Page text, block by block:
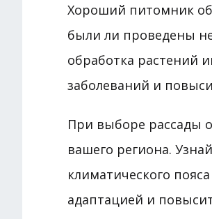
Хороший питомник
были ли проведены
обработка растений
заболеваний и
При выборе рассады
вашего региона.
климатического
адаптацией и